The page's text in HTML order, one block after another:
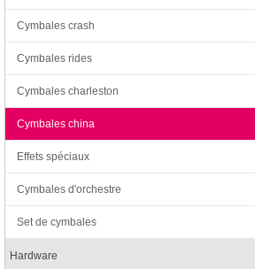
Cymbales crash
Cymbales rides
Cymbales charleston
Cymbales china
Effets spéciaux
Cymbales d'orchestre
Set de cymbales
Hardware